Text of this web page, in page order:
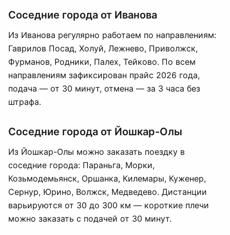
Соседние города от Иванова
Из Иванова регулярно работаем по направлениям:
Гаврилов Посад, Холуй, Лежнево, Приволжск,
Фурманов, Родники, Палех, Тейково. По всем
направлениям зафиксирован прайс 2026 года,
подача — от 30 минут, отмена — за 3 часа без
штрафа.
Соседние города от Йошкар-Олы
Из Йошкар-Олы можно заказать поездку в
соседние города: Параньга, Морки,
Козьмодемьянск, Оршанка, Килемары, Куженер,
Сернур, Юрино, Волжск, Медведево. Дистанции
варьируются от 30 до 300 км — короткие плечи
можно заказать с подачей от 30 минут.